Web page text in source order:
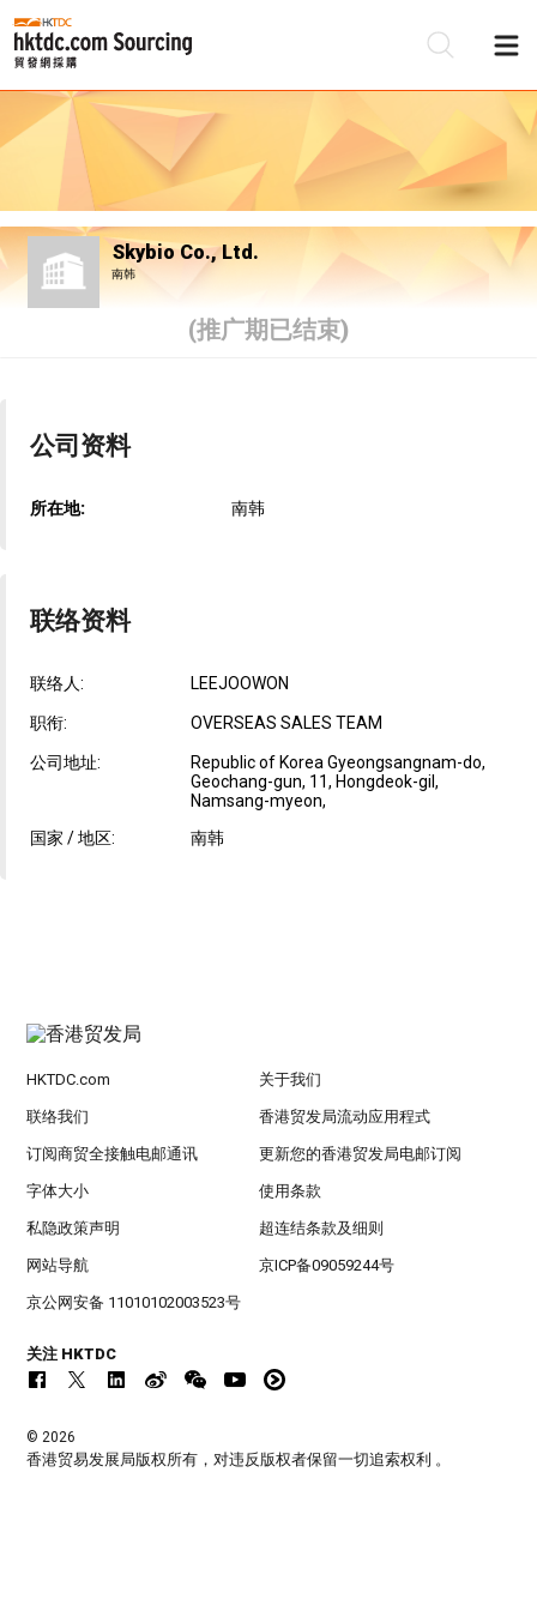
Skybio Co., Ltd.
南韩
(推广期已结束)
公司资料
所在地: 南韩
联络资料
联络人: LEEJOOWON
职衔: OVERSEAS SALES TEAM
公司地址:
Republic of Korea Gyeongsangnam-do,
Geochang-gun, 11, Hongdeok-gil,
Namsang-myeon,
国家 / 地区:
南韩
HKTDC.com 关于我们
联络我们 香港贸发局流动应用程式
订阅商贸全接触电邮通讯 更新您的香港贸发局电邮订阅
字体大小 使用条款
私隐政策声明 超连结条款及细则
网站导航 京ICP备09059244号
京公网安备 11010102003523号
关注 HKTDC
© 2026
香港贸易发展局版权所有，对违反版权者保留一切追索权利 。